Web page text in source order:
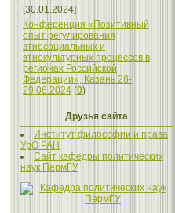
[30.01.2024]
Конференция «Позитивный
опыт регулирования
этносоциальных и
этнокультурных процессов в
регионах Российской
Федерации», Казань 28-
29.06.2024 (0)
Друзья сайта
Институт философии и права
УрО РАН
Сайт кафедры политических
наук ПермГУ